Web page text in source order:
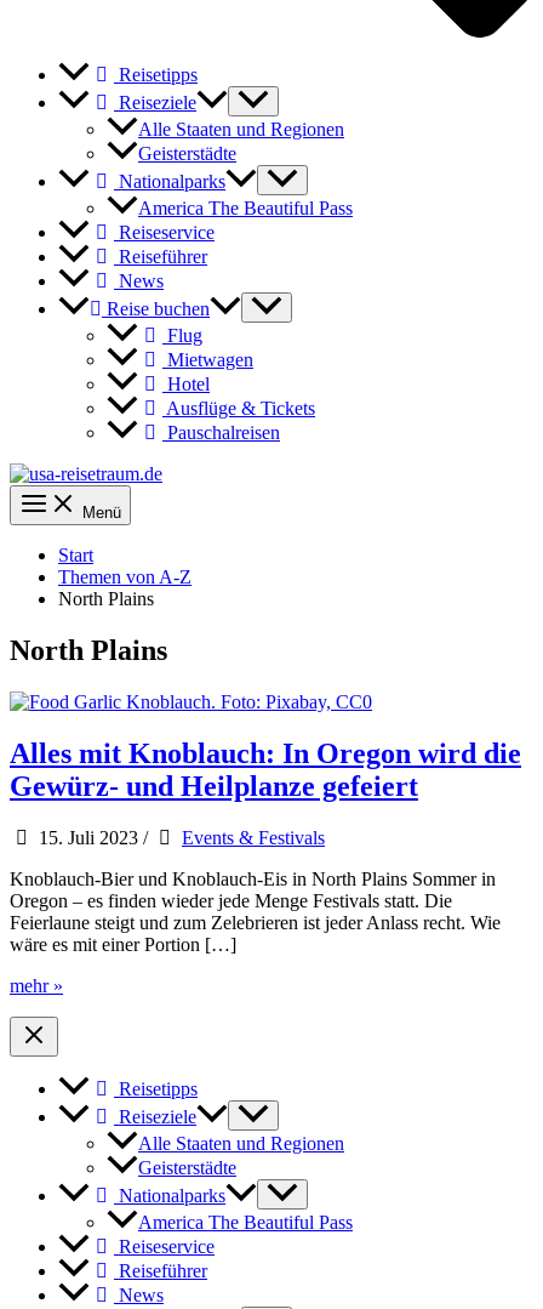
Reisetipps
Reiseziele
Alle Staaten und Regionen
Geisterstädte
Nationalparks
America The Beautiful Pass
Reiseservice
Reiseführer
News
Reise buchen
Flug
Mietwagen
Hotel
Ausflüge & Tickets
Pauschalreisen
Menü
Start
Themen von A-Z
North Plains
North Plains
Alles mit Knoblauch: In Oregon wird die
Gewürz- und Heilplanze gefeiert
15. Juli 2023 /
Events & Festivals
Knoblauch-Bier und Knoblauch-Eis in North Plains Sommer in
Oregon – es finden wieder jede Menge Festivals statt. Die
Feierlaune steigt und zum Zelebrieren ist jeder Anlass recht. Wie
wäre es mit einer Portion […]
Alles
Knoblauch:
In
wird
Heilplanze
gefeiert
mehr »
Reisetipps
Reiseziele
Alle Staaten und Regionen
Geisterstädte
Nationalparks
America The Beautiful Pass
Reiseservice
Reiseführer
News